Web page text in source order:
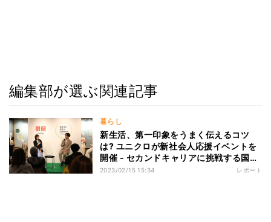
編集部が選ぶ関連記事
暮らし
新生活、第一印象をうまく伝えるコツ
は? ユニクロが新社会人応援イベントを
開催 - セカンドキャリアに挑戦する国山
ハセンさん&島田晴香さんも登場
2023/02/15 15:34 レポート